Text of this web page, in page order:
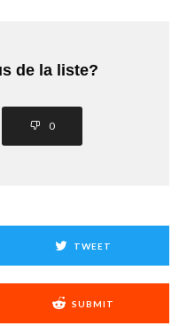
de la liste?
0
TWEET
SUBMIT